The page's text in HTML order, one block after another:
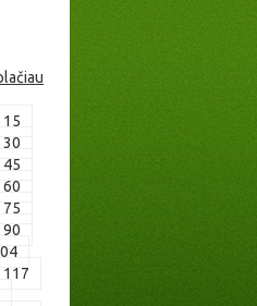
15
30
45
60
75
90
117